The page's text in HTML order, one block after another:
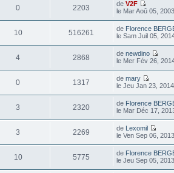
0 2203 deV2F
le Mar Aoû 05,
10 516261 de Florence
le Sam Juil 05,
4 2868 denewdino
le Mer Fév 26,
0 1317 demary
le Jeu Jan 23,
3 2320 de Florence
le Mar Déc 17,
3 2269 de Lexomil
le Ven Sep 06,
10 5775 de Florence
le Jeu Sep 05,